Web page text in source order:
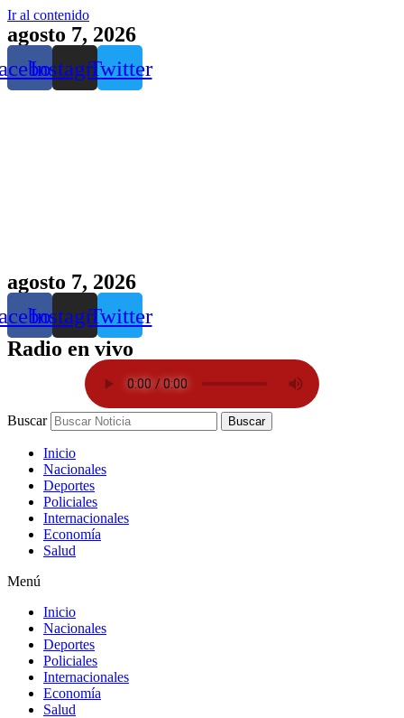
Ir al contenido
agosto 7, 2026
InstagramTwitter
agosto 7, 2026
InstagramTwitter
Radio en vivo
Buscar Buscar
Inicio
Nacionales
Deportes
Policiales
Internacionales
Economía
Salud
Menú
Inicio
Nacionales
Deportes
Policiales
Internacionales
Economía
Salud